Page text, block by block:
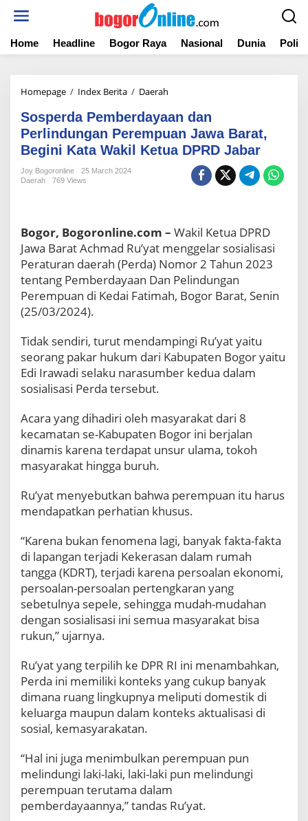
t
Home Headline Bogor Raya Nasional Dunia
Homepage / Index Berita / Daerah
s
p
r
b
e
r
a
y
n
d
n
r
l
n
n
g
n
P
e
r
e
m
u
J
a
w
B
a
t
B
e
Sosperda Pemberdayaan dan
Perlindungan Perempuan Jawa Barat,
Begini Kata Wakil Ketua DPRD Jabar
Joy Bogoronline
25 March 2024
Daerah
769 Views
Bogor, Bogoronline.com – Wakil Ketua DPRD
Jawa Barat Achmad Ru’yat menggelar sosialisasi
Peraturan daerah (Perda) Nomor 2 Tahun 2023
tentang Pemberdayaan Dan Pelindungan
Perempuan di Kedai Fatimah, Bogor Barat, Senin
(25/03/2024).
Tidak sendiri, turut mendampingi Ru’yat yaitu
seorang pakar hukum dari Kabupaten Bogor yaitu
Edi Irawadi selaku narasumber kedua dalam
sosialisasi Perda tersebut.
Acara yang dihadiri oleh masyarakat dari 8
kecamatan se-Kabupaten Bogor ini berjalan
dinamis karena terdapat unsur ulama, tokoh
masyarakat hingga buruh.
Ru’yat menyebutkan bahwa perempuan itu harus
mendapatkan perhatian khusus.
“Karena bukan fenomena lagi, banyak fakta-fakta
di lapangan terjadi Kekerasan dalam rumah
tangga (KDRT), terjadi karena persoalan ekonomi,
persoalan-persoalan pertengkaran yang
sebetulnya sepele, sehingga mudah-mudahan
dengan sosialisasi ini semua masyarakat bisa
rukun,” ujarnya.
Ru’yat yang terpilih ke DPR RI ini menambahkan,
Perda ini memiliki konteks yang cukup banyak
dimana ruang lingkupnya meliputi domestik di
keluarga maupun dalam konteks aktualisasi di
sosial, kemasyarakatan.
“Hal ini juga menimbulkan perempuan pun
melindungi laki-laki, laki-laki pun melindungi
perempuan terutama dalam
pemberdayaannya,” tandas Ru’yat.